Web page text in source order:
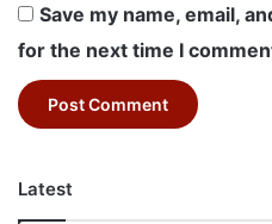
Save my name, email,
for the next time I
Latest